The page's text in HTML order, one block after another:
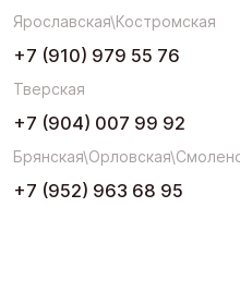
Ярославская\Костромская
+7 (910) 979 55 76
Тверская
+7 (904) 007 99 92
+7 (952) 963 68 95